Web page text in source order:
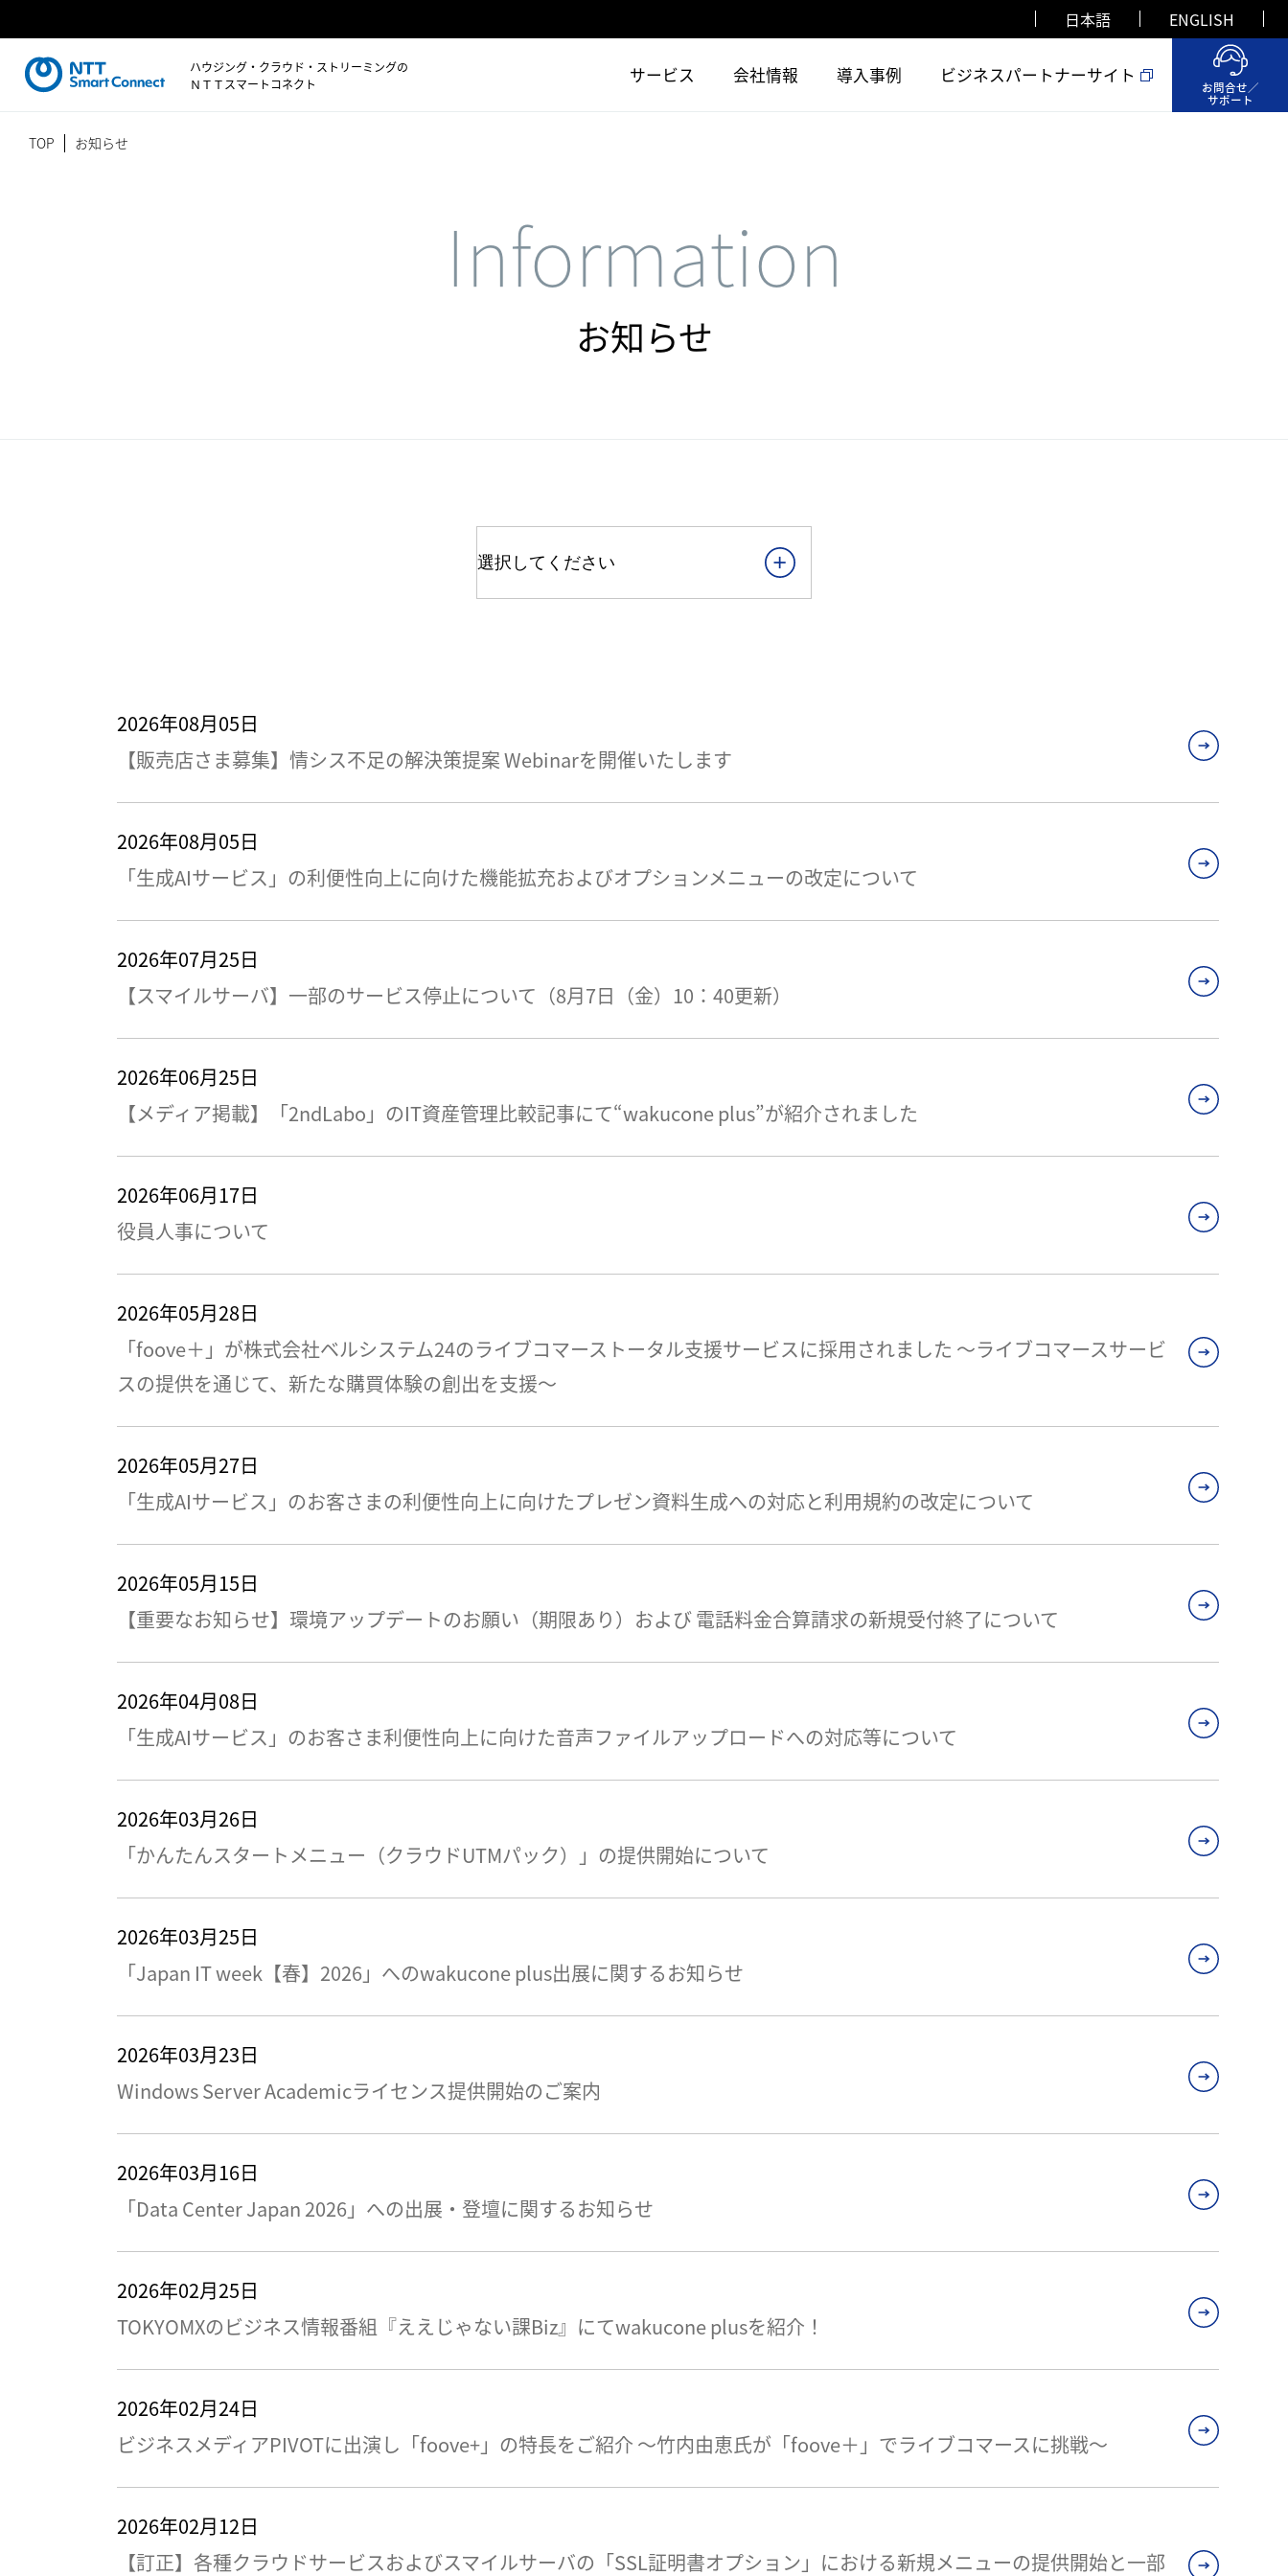
日本語 ENGLISH
ハウジング・クラウド・ストリーミングの
ＮＴＴスマートコネクト
サービス 会社情報 導入事例 ビジネスパートナーサイト
お問合せ／
サポート
TOP お知らせ
Information
お知らせ
2026年08月05日
【販売店さま募集】情シス不足の解決策提案 Webinarを開催いたします
2026年08月05日
「生成AIサービス」の利便性向上に向けた機能拡充およびオプションメニューの改定について
2026年07月25日
【スマイルサーバ】一部のサービス停止について（8月7日（金）10：40更新）
2026年06月25日
【メディア掲載】「2ndLabo」のIT資産管理比較記事にて“wakucone plus”が紹介されました
2026年06月17日
役員人事について
2026年05月28日
「foove＋」が株式会社ベルシステム24のライブコマーストータル支援サービスに採用されました ～ライブコマースサービ
スの提供を通じて、新たな購買体験の創出を支援～
2026年05月27日
「生成AIサービス」のお客さまの利便性向上に向けたプレゼン資料生成への対応と利用規約の改定について
2026年05月15日
【重要なお知らせ】環境アップデートのお願い（期限あり）および 電話料金合算請求の新規受付終了について
2026年04月08日
「生成AIサービス」のお客さま利便性向上に向けた音声ファイルアップロードへの対応等について
2026年03月26日
「かんたんスタートメニュー（クラウドUTMパック）」の提供開始について
2026年03月25日
「Japan IT week【春】2026」へのwakucone plus出展に関するお知らせ
2026年03月23日
Windows Server Academicライセンス提供開始のご案内
2026年03月16日
「Data Center Japan 2026」への出展・登壇に関するお知らせ
2026年02月25日
TOKYOMXのビジネス情報番組『ええじゃない課Biz』にてwakucone plusを紹介！
2026年02月24日
ビジネスメディアPIVOTに出演し「foove+」の特長をご紹介 ～竹内由恵氏が「foove＋」でライブコマースに挑戦～
2026年02月12日
【訂正】各種クラウドサービスおよびスマイルサーバの「SSL証明書オプション」における新規メニューの提供開始と一部